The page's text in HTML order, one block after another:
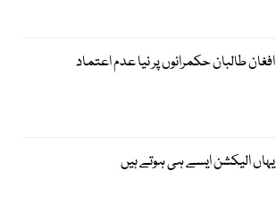
افغان طالبان حکمرانوں پر نیا عدم اعتماد
یہاں الیکشن ایسے ہی ہوتے ہیں